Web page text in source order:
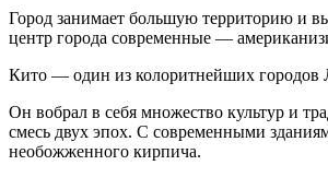
Город занимает большую территорию и
центр города современные —
Кито — один из колоритнейших городов
Он вобрал в себя множество культур и
смесь двух эпох. С современными
необожженного кирпича.